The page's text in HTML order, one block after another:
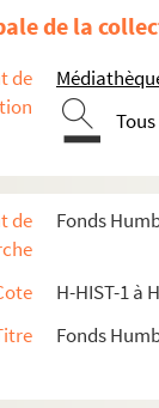
de la
de
de
Fonds
H-HIST-1 à
Fonds
syndicales
socialiste
et confréries
des